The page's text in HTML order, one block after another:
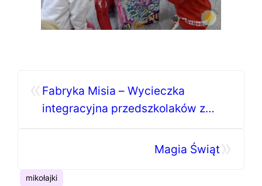
Fabryka Misia – Wycieczka
integracyjna przedszkolaków z
»
Magia Świąt
mikołajki